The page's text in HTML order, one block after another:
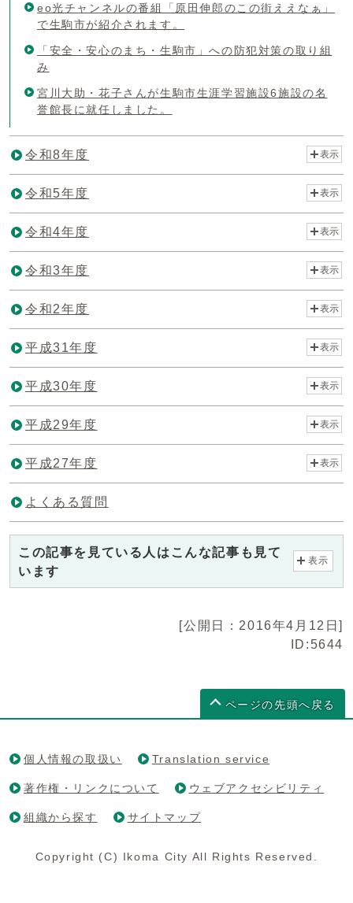
eo光チャンネルの番組「原田伸郎のこの街ええなぁ」
で生駒市が紹介されます。
「安全・安心のまち・生駒市」への防犯対策の取り組
み
宮川大助・花子さんが生駒市生涯学習施設6施設の名
誉館長に就任しました。
令和8年度 表示
令和5年度 表示
令和4年度 表示
令和3年度 表示
令和2年度 表示
平成31年度 表示
平成30年度 表示
平成29年度 表示
平成27年度 表示
よくある質問
この記事を見ている人はこんな記事も見て
います
表示
[公開日：2016年4月12日]
ID:5644
ページの先頭へ戻る
個人情報の取扱い Translation service
著作権・リンクについて ウェブアクセシビリティ
組織から探す サイトマップ
Copyright (C) Ikoma City All Rights Reserved.